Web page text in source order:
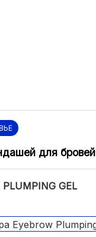
без эффекта корки.
для бровей
PLUMPING GEL